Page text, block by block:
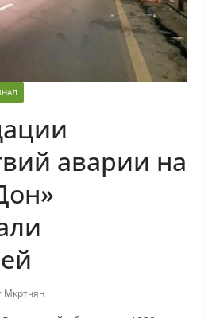
аварии на
Мкртчян